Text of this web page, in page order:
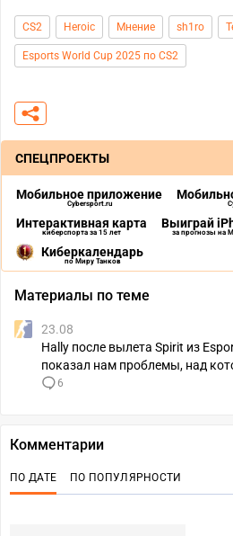
CS2 Heroic Мнение sh1ro
Esports World Cup 2025 по CS2
СПЕЦПРОЕКТЫ
Мобильное приложение
Cybersport.ru
Интерактивная карта
киберспорта за 15 лет
Выиграй
за прогнозы на
Киберкалендарь
по Миру Танков
Материалы по теме
23.08
Hally после вылета Spirit из
показал нам проблемы, над
6
Комментарии
ПО ДАТЕ ПО ПОПУЛЯРНОСТИ